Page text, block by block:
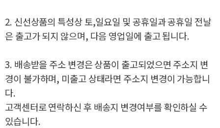
2. 신선상품의 특성상 토,일요일 및 공휴일과 공휴일 전날
은 출고가 되지 않으며, 다음 영업일에 출고 됩니다.
3. 배송받을 주소 변경은 상품이 출고되었으면 주소지 변
경이 불가하며, 미출고 상태라면 주소지 변경이 가능합니
다.
고객센터로 연락하신 후 배송지 변경여부를 확인하실 수
있습니다.